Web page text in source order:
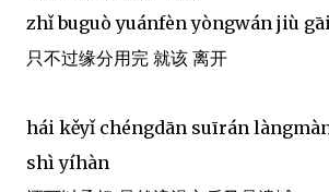
zhǐ buguò yuánfèn yòngwán jiù
只不过缘分用完 就该 离开
hái kěyǐ chéngdān suīrán
shì yíhàn